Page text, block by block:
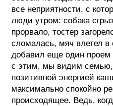
все неприятности, с
люди утром: собака
прорвало, тостер
сломалась, мяч влетел в
добавил еще один проем
с этим, мы видим семью,
позитивной энергией
максимально спокойно
происходящее. Ведь,